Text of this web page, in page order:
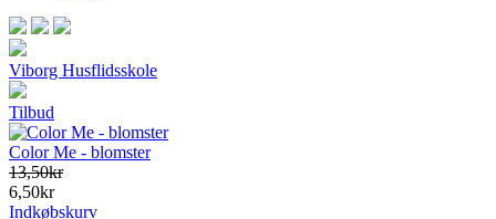
Viborg Husflidsskole
Tilbud
Color Me - blomster
13,50kr
6,50kr
Indkøbskurv